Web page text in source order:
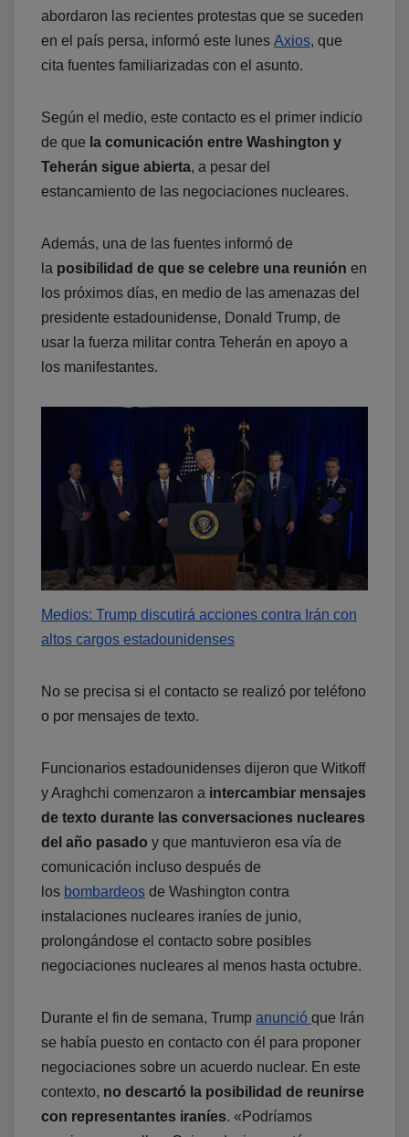
abordaron las recientes protestas que se suceden
en el país persa, informó este lunes Axios, que
cita fuentes familiarizadas con el asunto.
Según el medio, este contacto es el primer indicio
de que la comunicación entre Washington y
Teherán sigue abierta, a pesar del
estancamiento de las negociaciones nucleares.
Además, una de las fuentes informó de
la posibilidad de que se celebre una reunión en
los próximos días, en medio de las amenazas del
presidente estadounidense, Donald Trump, de
usar la fuerza militar contra Teherán en apoyo a
los manifestantes.
Medios: Trump discutirá acciones contra Irán con
altos cargos estadounidenses
No se precisa si el contacto se realizó por teléfono
o por mensajes de texto.
Funcionarios estadounidenses dijeron que Witkoff
y Araghchi comenzaron a intercambiar mensajes
de texto durante las conversaciones nucleares
del año pasado y que mantuvieron esa vía de
comunicación incluso después de
los bombardeos de Washington contra
instalaciones nucleares iraníes de junio,
prolongándose el contacto sobre posibles
negociaciones nucleares al menos hasta octubre.
Durante el fin de semana, Trump anunció que Irán
se había puesto en contacto con él para proponer
negociaciones sobre un acuerdo nuclear. En este
contexto, no descartó la posibilidad de reunirse
con representantes iraníes. «Podríamos